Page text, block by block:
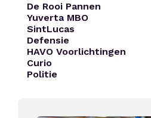
De Rooi Pannen
Yuverta MBO
SintLucas
Defensie
HAVO Voorlichtingen
Curio
Politie